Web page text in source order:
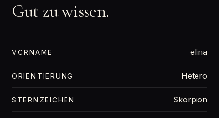
Gut zu wissen.
VORNAME elina
ORIENTIERUNG Hetero
STERNZEICHEN Skorpion